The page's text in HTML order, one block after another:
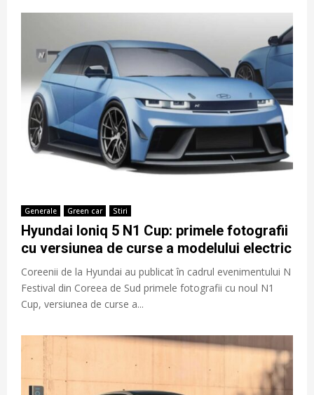
Generale Green car Stiri
Hyundai Ioniq 5 N1 Cup: primele fotografii
cu versiunea de curse a modelului electric
Coreenii de la Hyundai au publicat în cadrul evenimentului N
Festival din Coreea de Sud primele fotografii cu noul N1
Cup, versiunea de curse a...